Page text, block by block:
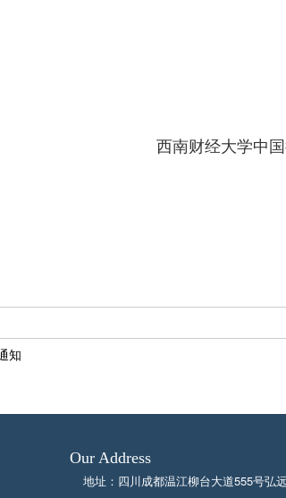
西南财经大学中
知
Our Address
地址：四川成都温江柳台大道555号弘